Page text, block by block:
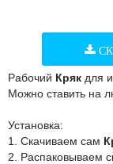
Рабочий Кряк для
Можно ставить на
Установка:
1. Скачиваем сам
2. Распаковываем